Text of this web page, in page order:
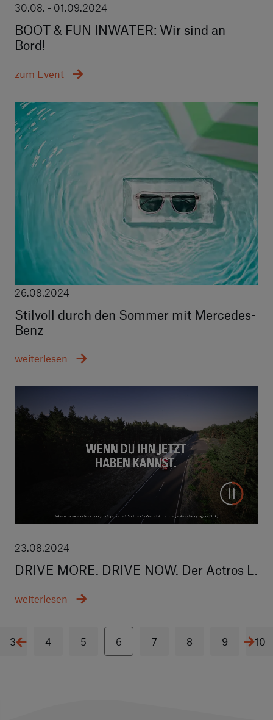
30.08. - 01.09.2024
BOOT & FUN INWATER: Wir sind an
Bord!
zum Event
26.08.2024
Stilvoll durch den Sommer mit Mercedes-
Benz
weiterlesen
23.08.2024
DRIVE MORE. DRIVE NOW. Der Actros L.
weiterlesen
3 4 5 6 7 8 9 10